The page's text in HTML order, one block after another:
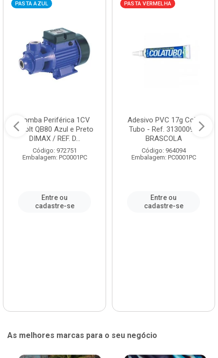
PASTA AZUL
Bomba Periférica 1CV
Bivolt QB80 Azul e Preto
DIMAX / REF. D...
Código: 972751
Embalagem: PC0001PC
Entre ou
cadastre-se
PASTA VERMELHA
Adesivo PVC 17g Cola
Tubo - Ref. 3130009 -
BRASCOLA
Código: 964094
Embalagem: PC0001PC
Entre ou
cadastre-se
As melhores marcas para o seu negócio